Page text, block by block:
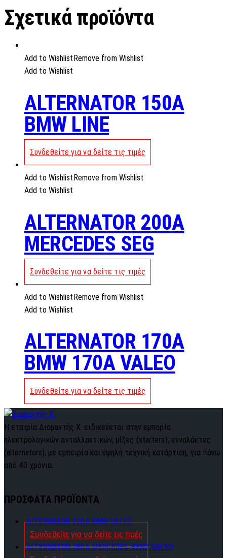
Σχετικά προϊόντα
Add to Wishlist Remove from Wishlist
Add to Wishlist
ALTERNATOR 150A
BMW LINE
Συνδεθείτε για να δείτε τις τιμές
Add to Wishlist Remove from Wishlist
Add to Wishlist
ALTERNATOR 200A
MERCEDES SEG
Συνδεθείτε για να δείτε τις τιμές
Add to Wishlist Remove from Wishlist
Add to Wishlist
ALTERNATOR 170A
BMW 170A VALEO
Συνδεθείτε για να δείτε τις τιμές
Η εταιρία Διαμαντής Χ. ειδικεύεται στην εμπορία
ηλεκτρολογικών ανταλλακτικών, μίζες (starters), ενναλάκτες
(alternators), με εμπειρία και υψηλή τεχνική κατάρτιση, για πάνω
από 40 χρόνια.
ΠΡΟΣΦΑΤΑ ΠΡΟΪΟΝΤΑ
ALTERNATOR 220A BMW VALEO
Συνδεθείτε για να δείτε τις τιμές
ALTERNATOR 280A MERCEDES-BENZ VALEO